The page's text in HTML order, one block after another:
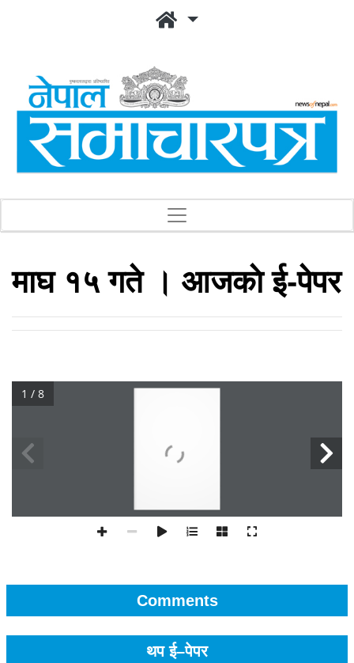
माघ १५ गते । आजकाे ई-पेपर
1 / 8
Comments
थप ई–पेपर